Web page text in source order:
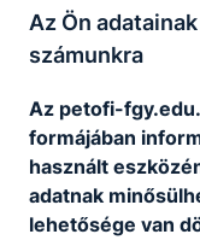
Okleveles
Nem
A
szakember, aki
alkalmazást
tesztelni és
feladatokon túl
kezelését is
együttműködik a
résztvevő többi
Az Ön
számunkra
Az petofi-
formájában
használt
adatnak
lehetősége van